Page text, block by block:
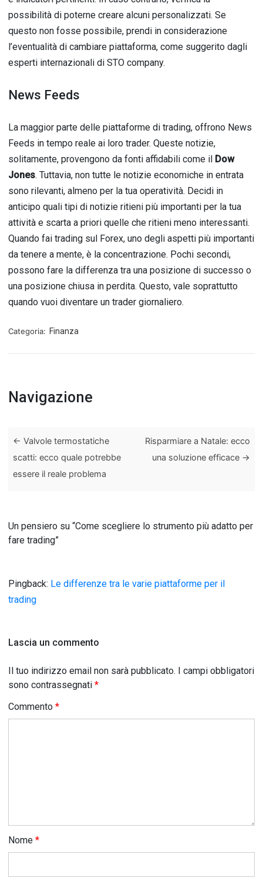
possibilità di poterne creare alcuni personalizzati. Se
questo non fosse possibile, prendi in considerazione
l’eventualità di cambiare piattaforma, come suggerito dagli
esperti internazionali di STO company.
News Feeds
La maggior parte delle piattaforme di trading, offrono News
Feeds in tempo reale ai loro trader. Queste notizie,
solitamente, provengono da fonti affidabili come il Dow
Jones. Tuttavia, non tutte le notizie economiche in entrata
sono rilevanti, almeno per la tua operatività. Decidi in
anticipo quali tipi di notizie ritieni più importanti per la tua
attività e scarta a priori quelle che ritieni meno interessanti.
Quando fai trading sul Forex, uno degli aspetti più importanti
da tenere a mente, è la concentrazione. Pochi secondi,
possono fare la differenza tra una posizione di successo o
una posizione chiusa in perdita. Questo, vale soprattutto
quando vuoi diventare un trader giornaliero.
Categoria: Finanza
Navigazione
← Valvole termostatiche
scatti: ecco quale potrebbe
essere il reale problema
Risparmiare a Natale: ecco
una soluzione efficace →
Un pensiero su “Come scegliere lo strumento più adatto per
fare trading”
Pingback: Le differenze tra le varie piattaforme per il
trading
Lascia un commento
Il tuo indirizzo email non sarà pubblicato. I campi obbligatori
sono contrassegnati *
Commento *
Nome *